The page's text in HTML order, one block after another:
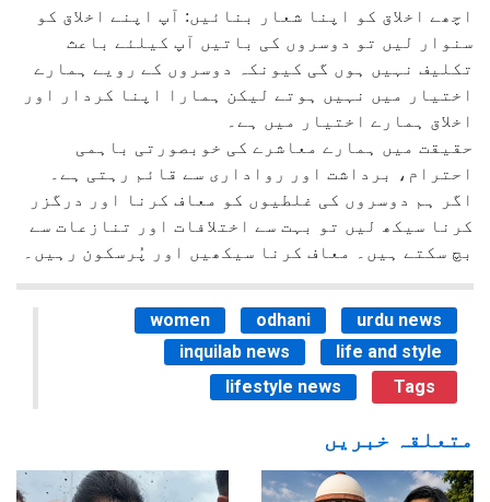
اچھے اخلاق کو اپنا شعار بنائیں: آپ اپنے اخلاق کو
سنوار لیں تو دوسروں کی باتیں آپ کیلئے باعث
تکلیف نہیں ہوں گی کیونکہ دوسروں کے رویے ہمارے
اختیار میں نہیں ہوتے لیکن ہمارا اپنا کردار اور
اخلاق ہمارے اختیار میں ہے۔
حقیقت میں ہمارے معاشرے کی خوبصورتی باہمی
احترام، برداشت اور رواداری سے قائم رہتی ہے۔
اگر ہم دوسروں کی غلطیوں کو معاف کرنا اور درگزر
کرنا سیکھ لیں تو بہت سے اختلافات اور تنازعات سے
بچ سکتے ہیں۔ معاف کرنا سیکھیں اور پُرسکون رہیں۔
women odhani
urdu news
inquilab news
life and style
lifestyle news
Tags
متعلقہ خبریں